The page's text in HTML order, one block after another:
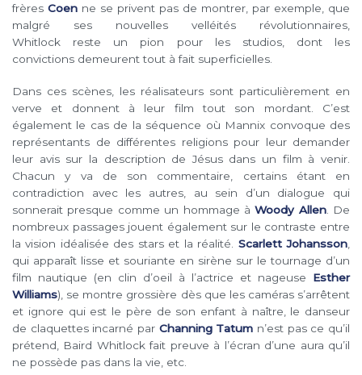
frères Coen ne se privent pas de montrer, par exemple, que
malgré ses nouvelles velléités révolutionnaires,
Whitlock reste un pion pour les studios, dont les
convictions demeurent tout à fait superficielles.
Dans ces scènes, les réalisateurs sont particulièrement en
verve et donnent à leur film tout son mordant. C’est
également le cas de la séquence où Mannix convoque des
représentants de différentes religions pour leur demander
leur avis sur la description de Jésus dans un film à venir.
Chacun y va de son commentaire, certains étant en
contradiction avec les autres, au sein d’un dialogue qui
sonnerait presque comme un hommage àWoody Allen. De
nombreux passages jouent également sur le contraste entre
la vision idéalisée des stars et la réalité. Scarlett Johansson
qui apparaît lisse et souriante en sirène sur le tournage d’un
film nautique (en clin d’oeil à l’actrice et nageuse Esther
Williams), se montre grossière dès que les caméras s’arrêtent
et ignore qui est le père de son enfant à naître, le danseur
de claquettes incarné par Channing Tatum n’est pas ce qu’il
prétend, Baird Whitlock fait preuve à l’écran d’une aura qu’il
ne possède pas dans la vie, etc.